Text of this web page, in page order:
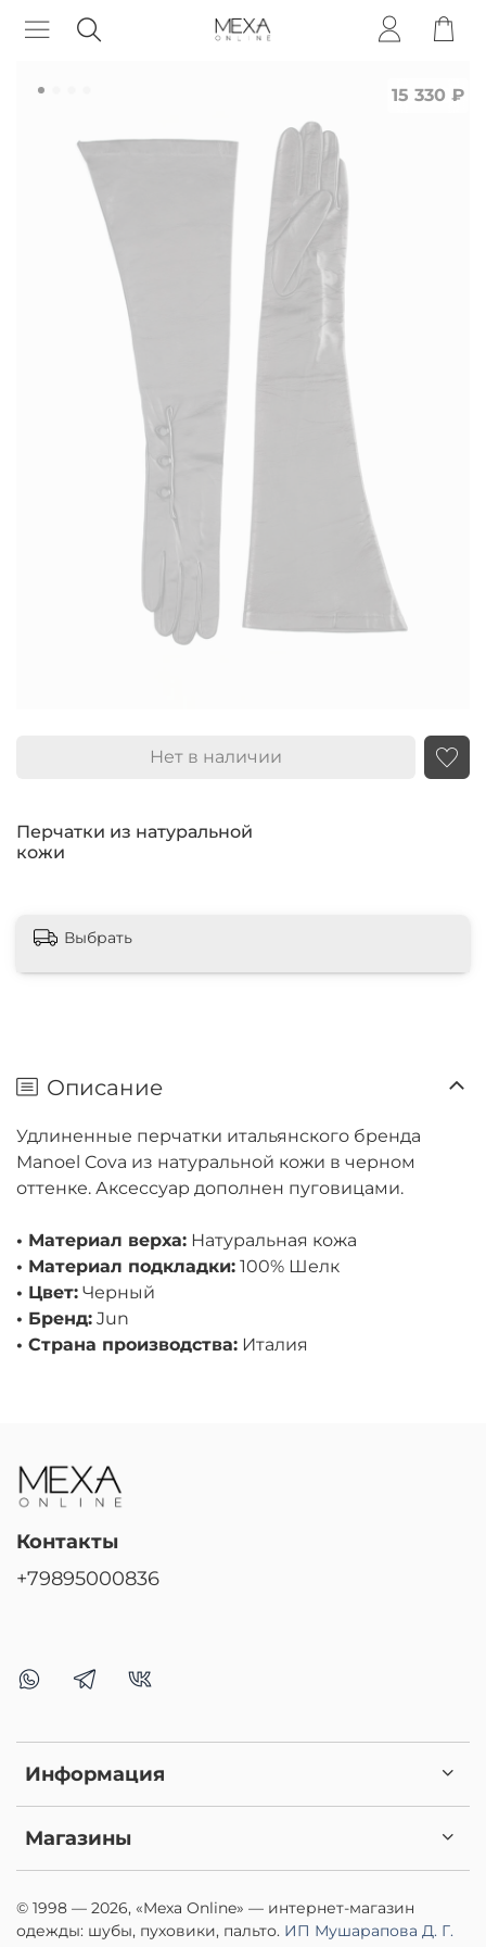
Перчатки из натуральной
кожи
15 330 ₽
Нет в наличии
Выбрать
Описание
Удлиненные перчатки итальянского бренда
Manoel Cova из натуральной кожи в черном
оттенке. Аксессуар дополнен пуговицами.
• Материал верха: Натуральная кожа
• Материал подкладки: 100% Шелк
• Цвет: Черный
• Бренд: Jun
• Страна производства: Италия
Информация
Магазины
Контакты
+79895000836
© 1998 — 2026, «Mexa Online» — интернет-магазин
одежды: шубы, пуховики, пальто. ИП Мушарапова Д. Г.